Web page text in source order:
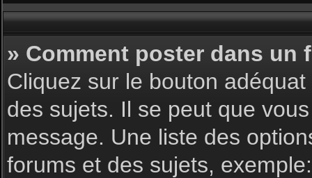
» Comment poster dans un
Cliquez sur le bouton
des sujets. Il se peut que
message. Une liste des
forums et des sujets,